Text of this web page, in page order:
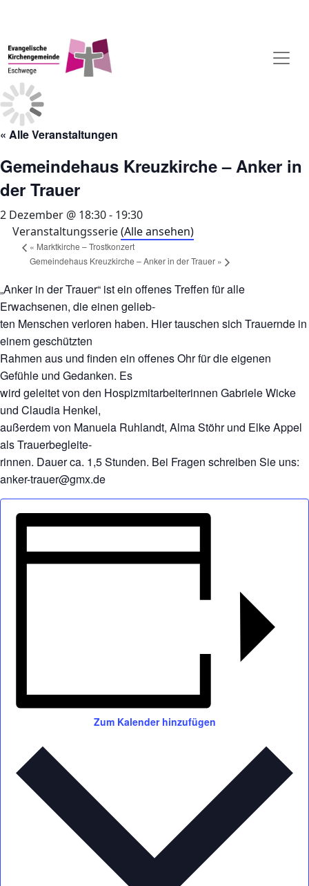
« Alle Veranstaltungen
Gemeindehaus Kreuzkirche – Anker in
der Trauer
2 Dezember @ 18:30- 19:30
Veranstaltungsserie(Alle ansehen)
« Marktkirche – Trostkonzert
Gemeindehaus Kreuzkirche – Anker in der Trauer »
„Anker in der Trauer“ ist ein offenes Treffen für alle
Erwachsenen, die einen gelieb-
ten Menschen verloren haben. Hier tauschen sich Trauernde in
einem geschützten
Rahmen aus und finden ein offenes Ohr für die eigenen
Gefühle und Gedanken. Es
wird geleitet von den Hospizmitarbeiterinnen Gabriele Wicke
und Claudia Henkel,
außerdem von Manuela Ruhlandt, Alma Stöhr und Elke Appel
als Trauerbegleite-
rinnen. Dauer ca. 1,5 Stunden. Bei Fragen schreiben Sie uns:
anker-trauer@gmx.de
Zum Kalender hinzufügen